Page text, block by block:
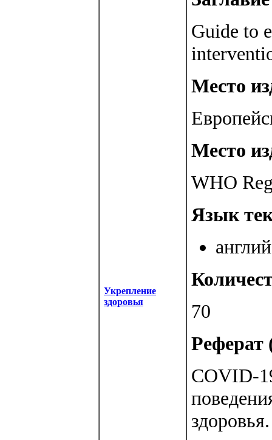
Укрепление
здоровья
Guide to
Место
Место
WHO
Язык
70
Реферат
COVID-